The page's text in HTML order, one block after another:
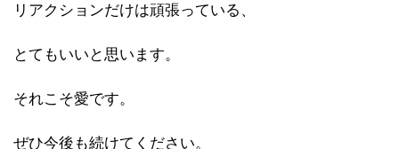
リアクションだけは頑張っている、
とてもいいと思います。
それこそ愛です。
ぜひ今後も続けてください。